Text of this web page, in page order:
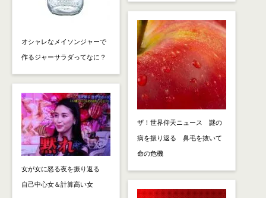
オシャレなメイソンジャーで
作るジャーサラダってなに？
女が女に怒る夜を振り返る
自己中心女＆計算高い女
ザ！世界仰天ニュース 謎の
病を振り返る 鼻毛を抜いて
命の危機